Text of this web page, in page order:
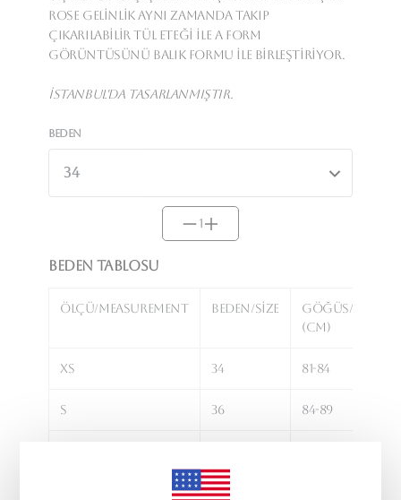
Rose gelinlik aynı zamanda takıp
çıkarılabilir tül eteği ile A form
görüntüsünü balık formu ile birleştiriyor.
İstanbul'da tasarlanmıştır.
Beden
1
Beden Tablosu
Ölçü/Measurement Beden/Size
Göğüs/Bust
(cm)
XS 34 81-84
S 36 84-89
40